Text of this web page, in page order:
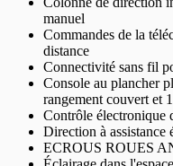
manuel
Commandes de la
distance
Connectivité sans fil
Console au plancher
rangement couvert et
Contrôle électronique
Direction à assistance
ECROUS ROUES